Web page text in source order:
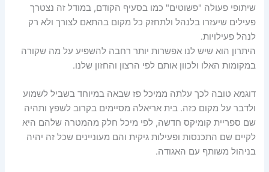
שיתופי פעולה "פשוטים" כמו בסעיף הקודם, במודל זה נצטרך
פעילים שיעזרו בלנהל ולתחזק כל מקום בהתאם לצורך ולא רק
לנהל פעילויות.
היתרון הוא שיש לנו אפשרות יותר רחבה להשפיע על מה שקורה
במקומות האלו ולכוון אותם לפי הרצון והחזון שלנו.
דוגמא טובה לכך עלתה ממיכל פז שבאה במיוחד בשביל לשמוע
ולדבר על מקום כזה. בית אריאלה מסיימים בקרוב לשפץ ותהיה
שם ספריית קומיקס חדשה, לפי מיכל חלק מהמטרה שלהם היא
לקיים שם התכנסות ופעילות גיקית והם מעוניינים שכל זה יהיה
בניהול משותף עם האגודה.